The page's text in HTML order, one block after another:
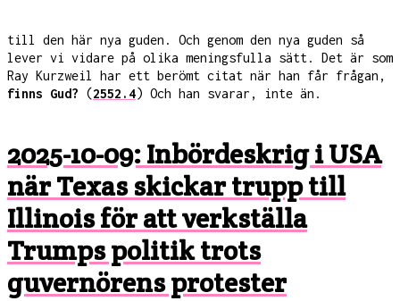
till den här nya guden. Och genom den nya guden så
lever vi vidare på olika meningsfulla sätt. Det är som
Ray Kurzweil har ett berömt citat när han får frågan,
finns Gud? (2552.4) Och han svarar, inte än.
2025-10-09: Inbördeskrig i USA
när Texas skickar trupp till
Illinois för att verkställa
Trumps politik trots
guvernörens protester